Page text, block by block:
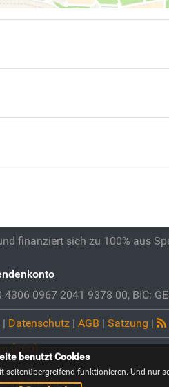
finanziert sich zu 100% aus
0967 2041 9378 00, BIC:
| Datenschutz| AGB | Satzung |
(CC0)
anzeigen
benutzt Cookies
funktionieren. Und nur